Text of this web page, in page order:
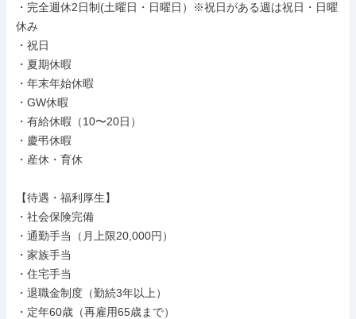
・完全週休2日制(土曜日・日曜日）※祝日がある週は祝日・日曜
休み
・祝日
・夏期休暇
・年末年始休暇
・GW休暇
・有給休暇（10〜20日）
・慶弔休暇
・産休・育休
【待遇・福利厚生】
・社会保険完備
・通勤手当（月上限20,000円）
・家族手当
・住宅手当
・退職金制度（勤続3年以上）
・定年60歳（再雇用65歳まで）